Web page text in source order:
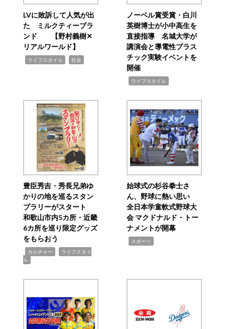
LVに敗訴して人気が出
た ミルクティーブラ
ンド 【野村義樹✕
リアルワールド】
ライフスタイル 社会
ノーベル賞受賞・白川
英樹博士が小中高生を
直接指導 名城大学が
講演会と導電性プラス
チック実験イベントを
開催
ライフスタイル
豊臣秀吉・秀長兄弟ゆ
かりの地を巡るスタン
プラリーがスタート
和歌山市内5カ所・近畿
6カ所を巡り限定グッズ
をもらおう
カルチャー
ライフスタイ
ル
始球式の杉谷拳士さ
ん、野球に熱い思い
全日本学童軟式野球大
会 マクドナルド・トー
ナメントが開幕
スポーツ